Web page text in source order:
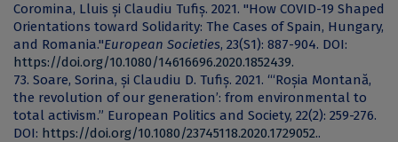
Coromina, Lluis și Claudiu Tufiș. 2021. "How COVID-19 Shaped
Orientations toward Solidarity: The Cases of Spain, Hungary,
and Romania."European Societies, 23(S1): 887-904. DOI:
https://doi.org/10.1080/14616696.2020.1852439.
73. Soare, Sorina, și Claudiu D. Tufiș. 2021. “‘Roșia Montană,
the revolution of our generation’: from environmental to
total activism.” European Politics and Society, 22(2): 259-276.
DOI: https://doi.org/10.1080/23745118.2020.1729052..